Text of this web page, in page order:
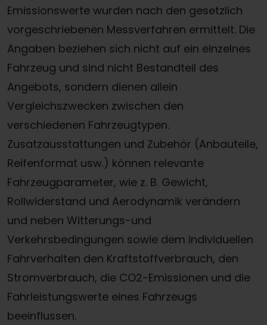
Emissionswerte wurden nach den gesetzlich
vorgeschriebenen Messverfahren ermittelt. Die
Angaben beziehen sich nicht auf ein einzelnes
Fahrzeug und sind nicht Bestandteil des
Angebots, sondern dienen allein
Vergleichszwecken zwischen den
verschiedenen Fahrzeugtypen.
Zusatzausstattungen und Zubehör (Anbauteile,
Reifenformat usw.) können relevante
Fahrzeugparameter, wie z. B. Gewicht,
Rollwiderstand und Aerodynamik verändern
und neben Witterungs-und
Verkehrsbedingungen sowie dem individuellen
Fahrverhalten den Kraftstoffverbrauch, den
Stromverbrauch, die CO2-Emissionen und die
Fahrleistungswerte eines Fahrzeugs
beeinflussen.